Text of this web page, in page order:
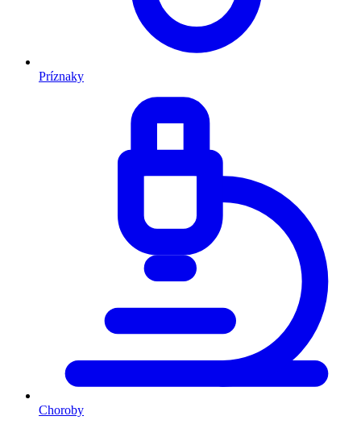
Príznaky
Choroby